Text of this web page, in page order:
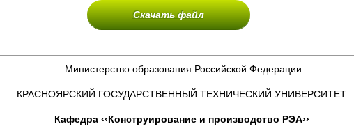
Скачать файл
Министерство образования Российской Федерации
КРАСНОЯРСКИЙ ГОСУДАРСТВЕННЫЙ ТЕХНИЧЕСКИЙ УНИВЕРСИТЕТ
Кафедра ‹‹Конструирование и производство РЭА››